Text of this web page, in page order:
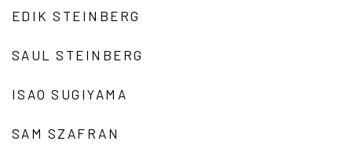
EDIK STEINBERG
SAUL STEINBERG
ISAO SUGIYAMA
SAM SZAFRAN